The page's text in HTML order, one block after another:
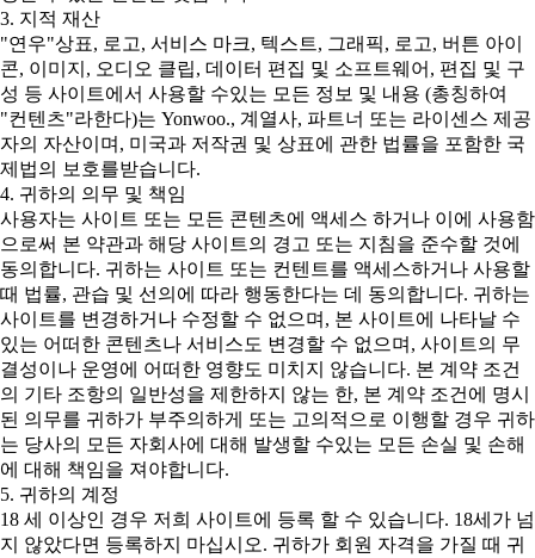
3. 지적 재산
"연우"상표, 로고, 서비스 마크, 텍스트, 그래픽, 로고, 버튼 아이
콘, 이미지, 오디오 클립, 데이터 편집 및 소프트웨어, 편집 및 구
성 등 사이트에서 사용할 수있는 모든 정보 및 내용 (총칭하여
"컨텐츠"라한다)는 Yonwoo., 계열사, 파트너 또는 라이센스 제공
자의 자산이며, 미국과 저작권 및 상표에 관한 법률을 포함한 국
제법의 보호를받습니다.
4. 귀하의 의무 및 책임
사용자는 사이트 또는 모든 콘텐츠에 액세스 하거나 이에 사용함
으로써 본 약관과 해당 사이트의 경고 또는 지침을 준수할 것에
동의합니다. 귀하는 사이트 또는 컨텐트를 액세스하거나 사용할
때 법률, 관습 및 선의에 따라 행동한다는 데 동의합니다. 귀하는
사이트를 변경하거나 수정할 수 없으며, 본 사이트에 나타날 수
있는 어떠한 콘텐츠나 서비스도 변경할 수 없으며, 사이트의 무
결성이나 운영에 어떠한 영향도 미치지 않습니다. 본 계약 조건
의 기타 조항의 일반성을 제한하지 않는 한, 본 계약 조건에 명시
된 의무를 귀하가 부주의하게 또는 고의적으로 이행할 경우 귀하
는 당사의 모든 자회사에 대해 발생할 수있는 모든 손실 및 손해
에 대해 책임을 져야합니다.
5. 귀하의 계정
18 세 이상인 경우 저희 사이트에 등록 할 수 있습니다. 18세가 넘
지 않았다면 등록하지 마십시오. 귀하가 회원 자격을 가질 때 귀